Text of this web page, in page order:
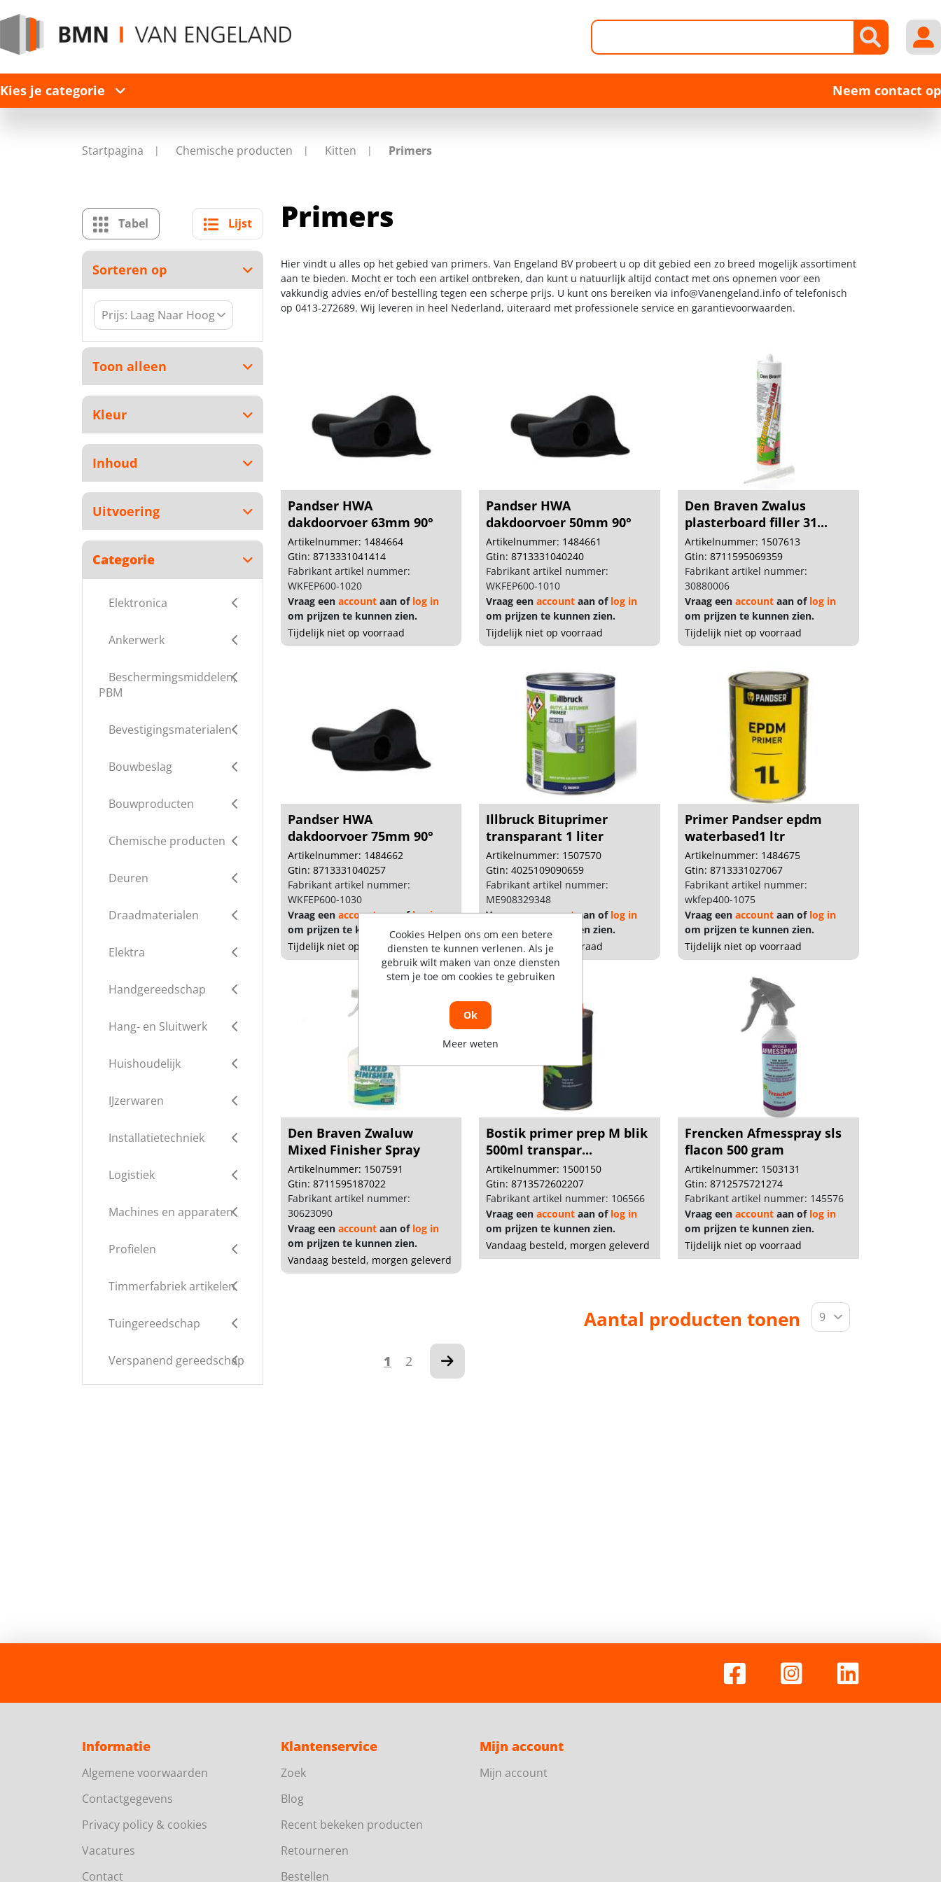
Kies je categorie Neem contact op
Startpagina Chemische producten Kitten Primers
Tabel Lijst
Sorteren op
Toon alleen
Kleur
Inhoud
Uitvoering
Categorie
Elektronica
Ankerwerk
Beschermingsmiddelen,
PBM
Bevestigingsmaterialen
Bouwbeslag
Bouwproducten
Chemische producten
Deuren
Draadmaterialen
Elektra
Handgereedschap
Hang- en Sluitwerk
Huishoudelijk
IJzerwaren
Installatietechniek
Logistiek
Machines en apparaten
Profielen
Timmerfabriek artikelen
Tuingereedschap
Verspanend gereedschap
Primers
Hier vindt u alles op het gebied van primers. Van Engeland BV probeert u op dit gebied een zo breed mogelijk assortiment
aan te bieden. Mocht er toch een artikel ontbreken, dan kunt u natuurlijk altijd contact met ons opnemen voor een
vakkundig advies en/of bestelling tegen een scherpe prijs. U kunt ons bereiken via info@Vanengeland.infoof telefonisch
op 0413-272689. Wij leveren in heel Nederland, uiteraard met professionele service en garantievoorwaarden.
Pandser HWA
dakdoorvoer 63mm 90°
Artikelnummer: 1484664
Gtin: 8713331041414
Fabrikant artikel nummer:
WKFEP600-1020
Vraag een accountaan of log in
om prijzen te kunnen zien.
Tijdelijk niet op voorraad
Pandser HWA
dakdoorvoer 50mm 90°
Artikelnummer: 1484661
Gtin: 8713331040240
Fabrikant artikel nummer:
WKFEP600-1010
Vraag eenaccount aan of log in
om prijzen te kunnen zien.
Tijdelijk niet op voorraad
Den Braven Zwalus
plasterboard filler 31...
Artikelnummer: 1507613
Gtin: 8711595069359
Fabrikant artikel nummer:
30880006
Vraag eenaccount aan of log in
om prijzen te kunnen zien.
Tijdelijk niet op voorraad
Pandser HWA
dakdoorvoer 75mm 90°
Artikelnummer: 1484662
Gtin: 8713331040257
Fabrikant artikel nummer:
WKFEP600-1030
Vraag een accountaan oflog in
om prijzen te kunnen zien.
Tijdelijk niet op voorraad
Illbruck Bituprimer
transparant 1 liter
Artikelnummer: 1507570
Gtin: 4025109090659
Fabrikant artikel nummer:
ME908329348
Vraag eenaccountaan of log in
om prijzen te kunnen zien.
Tijdelijk niet op voorraad
Primer Pandser epdm
waterbased1 ltr
Artikelnummer: 1484675
Gtin: 8713331027067
Fabrikant artikel nummer:
wkfep400-1075
Vraag eenaccount aan of log in
om prijzen te kunnen zien.
Tijdelijk niet op voorraad
Den Braven Zwaluw
Mixed Finisher Spray
Artikelnummer: 1507591
Gtin: 8711595187022
Fabrikant artikel nummer:
30623090
Vraag een accountaan of log in
om prijzen te kunnen zien.
Vandaag besteld, morgen geleverd
Bostik primer prep M blik
500ml transpar...
Artikelnummer: 1500150
Gtin: 8713572602207
Fabrikant artikel nummer: 106566
Vraag eenaccount aan of log in
om prijzen te kunnen zien.
Vandaag besteld, morgen geleverd
Frencken Afmesspray sls
flacon 500 gram
Artikelnummer: 1503131
Gtin: 8712575721274
Fabrikant artikel nummer: 145576
Vraag eenaccount aan of log in
om prijzen te kunnen zien.
Tijdelijk niet op voorraad
1 2
Aantal producten tonen
Informatie
Algemene voorwaarden
Contactgegevens
Privacy policy & cookies
Vacatures
Contact
Klantenservice
Zoek
Blog
Recent bekeken producten
Retourneren
Bestellen
Mijn account
Mijn account
Cookies Helpen ons om een betere
diensten te kunnen verlenen. Als je
gebruik wilt maken van onze diensten
stem je toe om cookies te gebruiken
Ok
Meer weten